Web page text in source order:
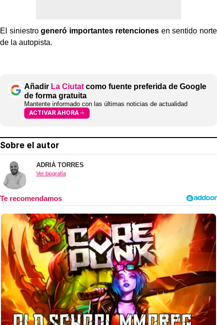
El siniestrogeneró importantes retenciones en sentido norte
de la autopista.
Añadir La Ciutat como fuente preferida de Google
de forma gratuita
Mantente informado con las últimas noticias de actualidad
ACTIVAR AHORA
Sobre el autor
ADRIÀ TORRES
Ver biografía